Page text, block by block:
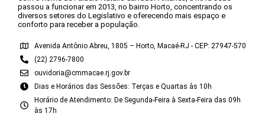
passou a funcionar em 2013, no bairro Horto, concentrando os
diversos setores do Legislativo e oferecendo mais espaço e
conforto para receber a população.
Avenida Antônio Abreu, 1805 – Horto, Macaé-RJ - CEP: 27947-570
(22) 2796-7800
ouvidoria@cmmacae.rj.gov.br
Dias e Horários das Sessões: Terças e Quartas às 10h
Horário de Atendimento: De Segunda-Feira à Sexta-Feira das 09h
às 17h